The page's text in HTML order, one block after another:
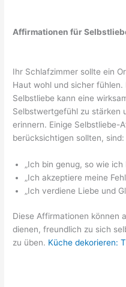
Affirmationen für
Ihr Schlafzimmer sollte ein
Haut wohl und sicher
Selbstliebe kann eine
Selbstwertgefühl zu stärken
erinnern. Einige Selbstliebe-
berücksichtigen sollten, sind:
„Ich bin genug, so wie ich
„Ich akzeptiere meine
„Ich verdiene Liebe und
Diese Affirmationen können
dienen, freundlich zu sich
zu üben. Küche dekorieren: